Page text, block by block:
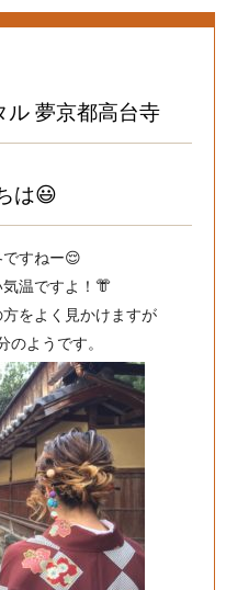
ル 夢京都高台寺
は😃
すねー😌
温ですよ！👘
をよく見かけますが
のようです。